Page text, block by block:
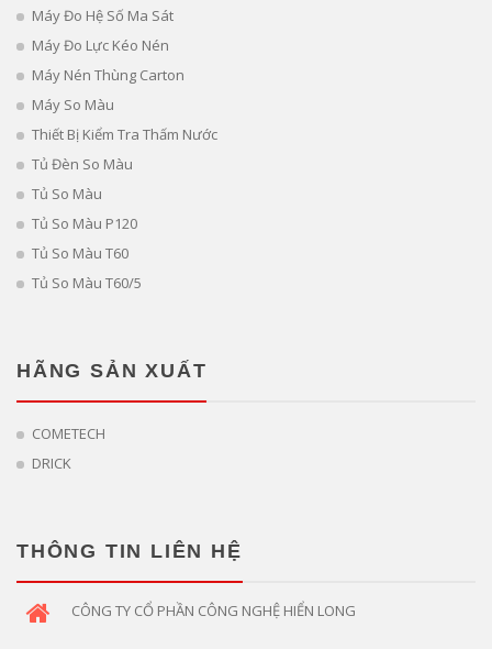
Máy Đo Hệ Số Ma Sát
Máy Đo Lực Kéo Nén
Máy Nén Thùng Carton
Máy So Màu
Thiết Bị Kiểm Tra Thấm Nước
Tủ Đèn So Màu
Tủ So Màu
Tủ So Màu P120
Tủ So Màu T60
Tủ So Màu T60/5
HÃNG SẢN XUẤT
COMETECH
DRICK
THÔNG TIN LIÊN HỆ
CÔNG TY CỔ PHẦN CÔNG NGHỆ HIỂN LONG